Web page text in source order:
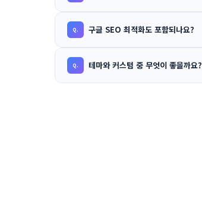
구글 SEO 최적화도 포함되나요?
테마와 커스텀 중 무엇이 좋을까요?